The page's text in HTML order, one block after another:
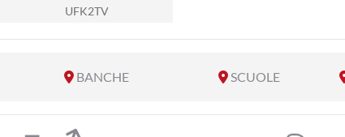
UFK2TV
BANCHE SCUOLE